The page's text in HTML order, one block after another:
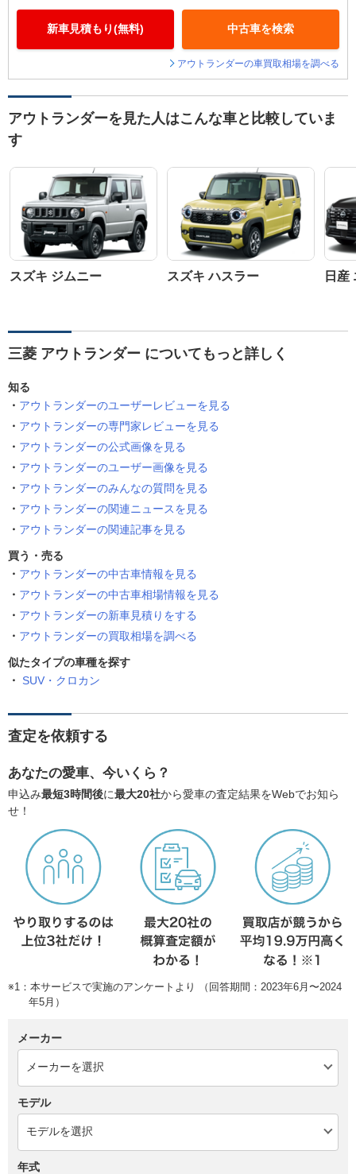
新車見積もり(無料) 中古車を検索
アウトランダーの車買取相場を調べる
アウトランダーを見た人はこんな車と比較していま
す
スズキ ジムニー スズキ ハスラー 日産
三菱 アウトランダー についてもっと詳しく
知る
アウトランダーのユーザーレビューを見る
アウトランダーの専門家レビューを見る
アウトランダーの公式画像を見る
アウトランダーのユーザー画像を見る
アウトランダーのみんなの質問を見る
アウトランダーの関連ニュースを見る
アウトランダーの関連記事を見る
買う・売る
アウトランダーの中古車情報を見る
アウトランダーの中古車相場情報を見る
アウトランダーの新車見積りをする
アウトランダーの買取相場を調べる
似たタイプの車種を探す
SUV・クロカン
査定を依頼する
あなたの愛車、今いくら？
申込み最短3時間後に最大20社から愛車の査定結果をWebでお知ら
せ！
※1：本サービスで実施のアンケートより （回答期間：2023年6月〜2024
年5月）
メーカー
モデル
年式